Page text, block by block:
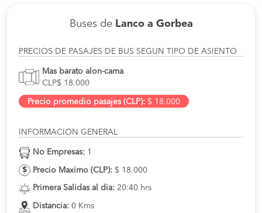
Buses de Lanco a Gorbea
PRECIOS DE PASAJES DE BUS SEGUN TIPO DE ASIENTO
Mas barato alon-cama
CLP$ 18.000
Precio promedio pasajes (CLP): $ 18.000
INFORMACION GENERAL
No Empresas: 1
Precio Maximo (CLP): $ 18.000
Primera Salidas al dia: 20:40 hrs
Distancia: 0 Kms